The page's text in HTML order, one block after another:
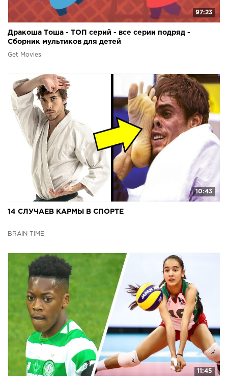
97:23
Дракоша Тоша - ТОП серий - все серии подряд -
Сборник мультиков для детей
Get Movies
10:43
14 СЛУЧАЕВ КАРМЫ В СПОРТЕ
BRAIN TIME
11:45